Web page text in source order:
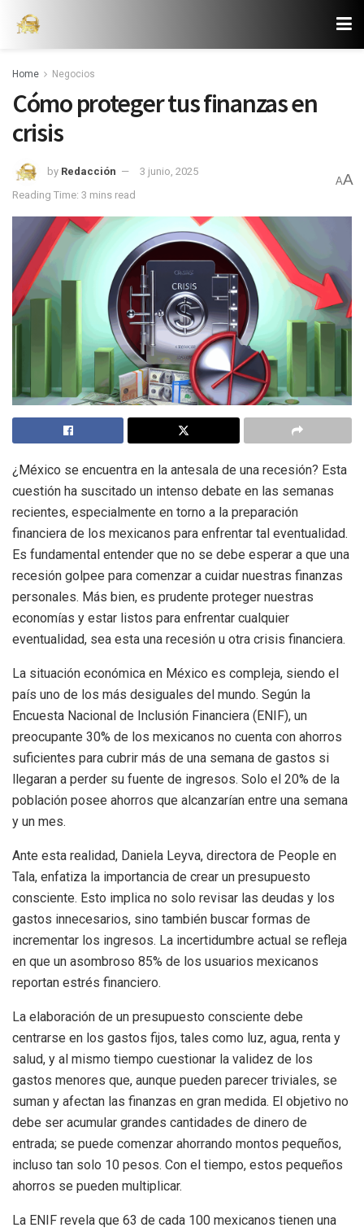
Home Negocios
Cómo proteger tus finanzas en
crisis
by Redacción
3 junio, 2025
Reading Time: 3 mins read
AA
¿México se encuentra en la antesala de una recesión? Esta
cuestión ha suscitado un intenso debate en las semanas
recientes, especialmente en torno a la preparación
financiera de los mexicanos para enfrentar tal eventualidad.
Es fundamental entender que no se debe esperar a que una
recesión golpee para comenzar a cuidar nuestras finanzas
personales. Más bien, es prudente proteger nuestras
economías y estar listos para enfrentar cualquier
eventualidad, sea esta una recesión u otra crisis financiera.
La situación económica en México es compleja, siendo el
país uno de los más desiguales del mundo. Según la
Encuesta Nacional de Inclusión Financiera (ENIF), un
preocupante 30% de los mexicanos no cuenta con ahorros
suficientes para cubrir más de una semana de gastos si
llegaran a perder su fuente de ingresos. Solo el 20% de la
población posee ahorros que alcanzarían entre una semana
y un mes.
Ante esta realidad, Daniela Leyva, directora de People en
Tala, enfatiza la importancia de crear un presupuesto
consciente. Esto implica no solo revisar las deudas y los
gastos innecesarios, sino también buscar formas de
incrementar los ingresos. La incertidumbre actual se refleja
en que un asombroso 85% de los usuarios mexicanos
reportan estrés financiero.
La elaboración de un presupuesto consciente debe
centrarse en los gastos fijos, tales como luz, agua, renta y
salud, y al mismo tiempo cuestionar la validez de los
gastos menores que, aunque pueden parecer triviales, se
suman y afectan las finanzas en gran medida. El objetivo no
debe ser acumular grandes cantidades de dinero de
entrada; se puede comenzar ahorrando montos pequeños,
incluso tan solo 10 pesos. Con el tiempo, estos pequeños
ahorros se pueden multiplicar.
La ENIF revela que 63 de cada 100 mexicanos tienen una